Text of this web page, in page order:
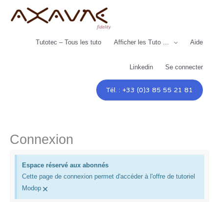
Tutotec – Tous les tuto
Afficher les Tuto … Aide
Linkedin Se connecter
Tél. : +33 (0)3 85 55 21 81
Connexion
Espace réservé aux abonnés
Cette page de connexion permet d'accéder à l'offre de tutoriel
Modop ×